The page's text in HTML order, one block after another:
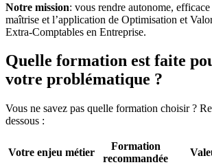
Notre mission: vous rendre autonome,
maîtrise et l’application de Optimisation et
Extra-Comptables en Entreprise.
Quelle formation est faite
votre problématique ?
Vous ne savez pas quelle formation choisir ?
dessous :
Votre enjeu métier
Formation
recommandée